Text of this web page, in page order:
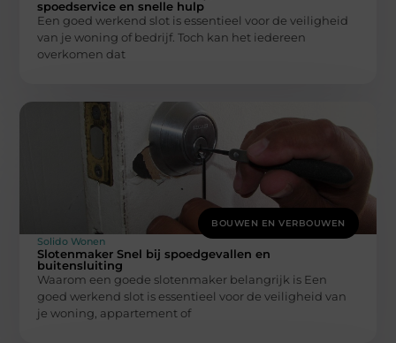
spoedservice en snelle hulp
Een goed werkend slot is essentieel voor de veiligheid
van je woning of bedrijf. Toch kan het iedereen
overkomen dat
BOUWEN EN VERBOUWEN
Solido Wonen
Slotenmaker Snel bij spoedgevallen en
buitensluiting
Waarom een goede slotenmaker belangrijk is Een
goed werkend slot is essentieel voor de veiligheid van
je woning, appartement of